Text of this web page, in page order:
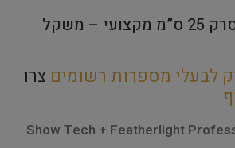
Show Tech – מסרק 25 ס”מ מקצועי – משקל
לבעלי מספרות רשומים צרו
Show Tech + Featherlight